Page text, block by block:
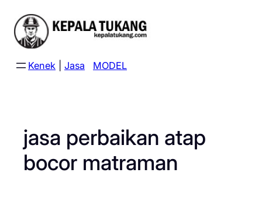
content
Kenek Jasa MODEL
jasa perbaikan atap
bocor matraman